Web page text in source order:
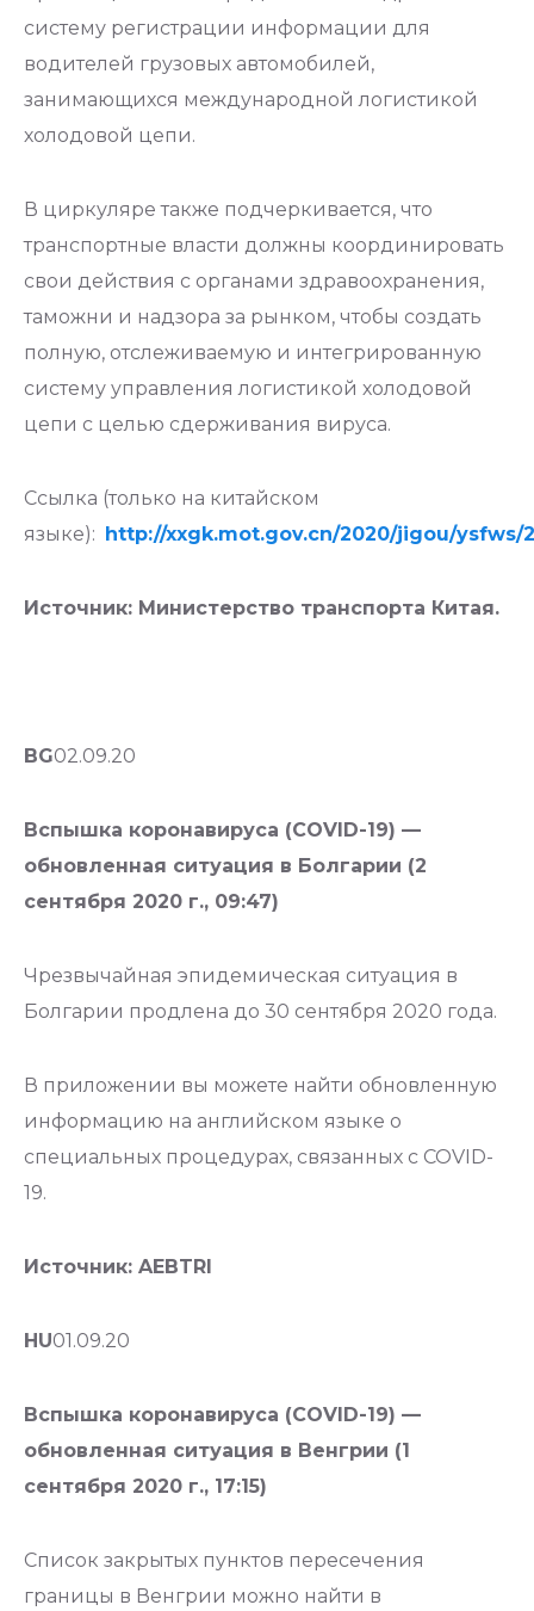
систему регистрации информации для
водителей грузовых автомобилей,
занимающихся международной логистикой
холодовой цепи.
В циркуляре также подчеркивается, что
транспортные власти должны координировать
свои действия с органами здравоохранения,
таможни и надзора за рынком, чтобы создать
полную, отслеживаемую и интегрированную
систему управления логистикой холодовой
цепи с целью сдерживания вируса.
Ссылка (только на китайском
языке): http://xxgk.mot.gov.cn/2020/jigou/ysfws/
Источник: Министерство транспорта Китая.
BG02.09.20
Вспышка коронавируса (COVID-19) —
обновленная ситуация в Болгарии (2
сентября 2020 г., 09:47)
Чрезвычайная эпидемическая ситуация в
Болгарии продлена до 30 сентября 2020 года.
В приложении вы можете найти обновленную
информацию на английском языке о
специальных процедурах, связанных с COVID-
19.
Источник: AEBTRI
HU01.09.20
Вспышка коронавируса (COVID-19) —
обновленная ситуация в Венгрии (1
сентября 2020 г., 17:15)
Список закрытых пунктов пересечения
границы в Венгрии можно найти в